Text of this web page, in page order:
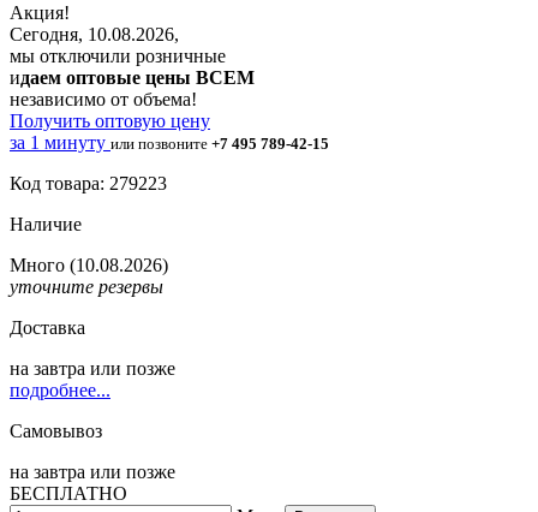
Акция!
Сегодня, 10.08.2026,
мы отключили розничные
идаем оптовые цены ВСЕМ
независимо от объема!
Получить оптовую цену
за 1 минуту или позвоните +7 495 789-42-15
Код товара: 279223
Наличие
Много (10.08.2026)
уточните резервы
Доставка
на завтра или позже
подробнее...
Самовывоз
на завтра или позже
БЕСПЛАТНО